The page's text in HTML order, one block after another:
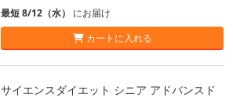
最短 8/12（水） にお届け
カートに入れる
サイエンスダイエット シニア アドバンスド